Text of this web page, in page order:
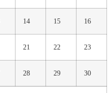
14 15 16
21 22 23
28 29 30